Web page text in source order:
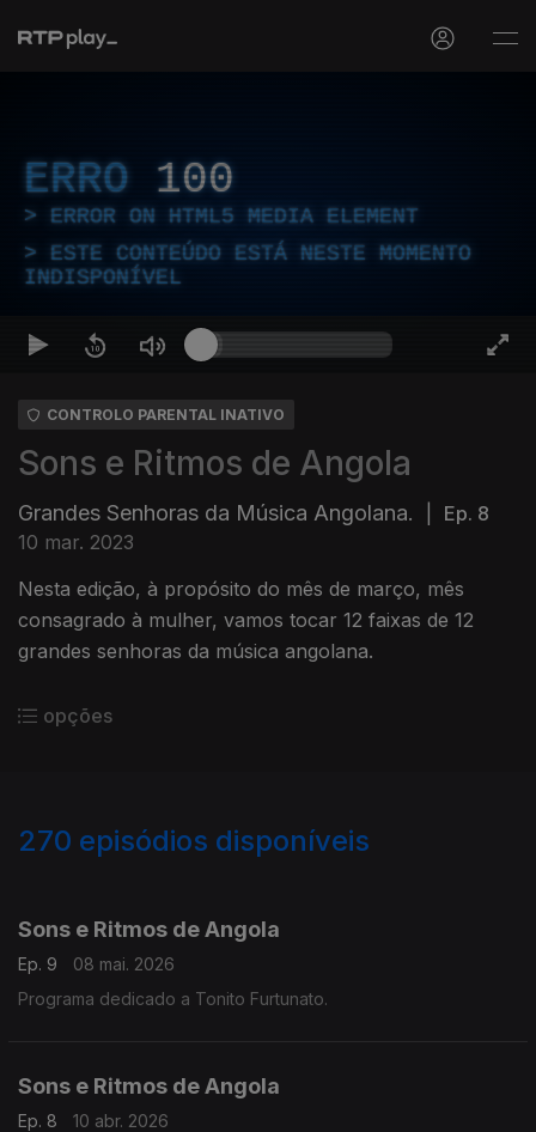
ERRO 100
ERROR ON HTML5 MEDIA ELEMENT
ESTE CONTEÚDO ESTÁ NESTE MOMENTO
INDISPONÍVEL
CONTROLO PARENTAL INATIVO
Sons e Ritmos de Angola
Grandes Senhoras da Música Angolana.
Ep. 8
10 mar. 2023
Nesta edição, à propósito do mês de março, mês
consagrado à mulher, vamos tocar 12 faixas de 12
grandes senhoras da música angolana.
opções
270 episódios disponíveis
Sons e Ritmos de Angola
Ep. 9
08 mai. 2026
Programa dedicado a Tonito Furtunato.
Sons e Ritmos de Angola
Ep. 8
10 abr. 2026